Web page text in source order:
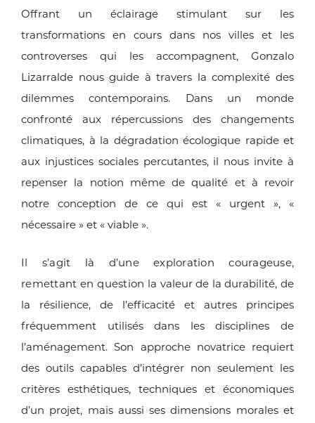
Offrant un éclairage stimulant sur les
transformations en cours dans nos villes et les
controverses qui les accompagnent, Gonzalo
Lizarralde nous guide à travers la complexité des
dilemmes contemporains. Dans un monde
confronté aux répercussions des changements
climatiques, à la dégradation écologique rapide et
aux injustices sociales percutantes, il nous invite à
repenser la notion même de qualité et à revoir
notre conception de ce qui est « urgent », «
nécessaire » et « viable ».
Il s’agit là d’une exploration courageuse,
remettant en question la valeur de la durabilité, de
la résilience, de l’efficacité et autres principes
fréquemment utilisés dans les disciplines de
l’aménagement.Son approche novatrice requiert
des outils capables d’intégrer non seulement les
critères esthétiques, techniques et économiques
d’un projet, mais aussi ses dimensions morales et